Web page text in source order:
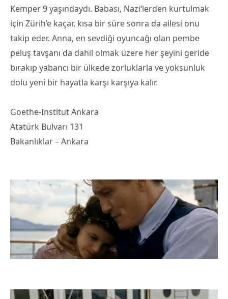
Kemper 9 yaşındaydı. Babası, Nazi‘lerden kurtulmak
için Zürih’e kaçar, kısa bir süre sonra da ailesi onu
takip eder. Anna, en sevdiği oyuncağı olan pembe
peluş tavşanı da dahil olmak üzere her şeyini geride
bırakıp yabancı bir ülkede zorluklarla ve yoksunluk
dolu yeni bir hayatla karşı karşıya kalır.
Goethe-Institut Ankara
Atatürk Bulvarı 131
Bakanlıklar – Ankara